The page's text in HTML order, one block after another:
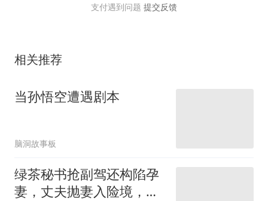
支付遇到问题 提交反馈
相关推荐
当孙悟空遭遇剧本
脑洞故事板
绿茶秘书抢副驾还构陷孕
妻，丈夫抛妻入险境，铁